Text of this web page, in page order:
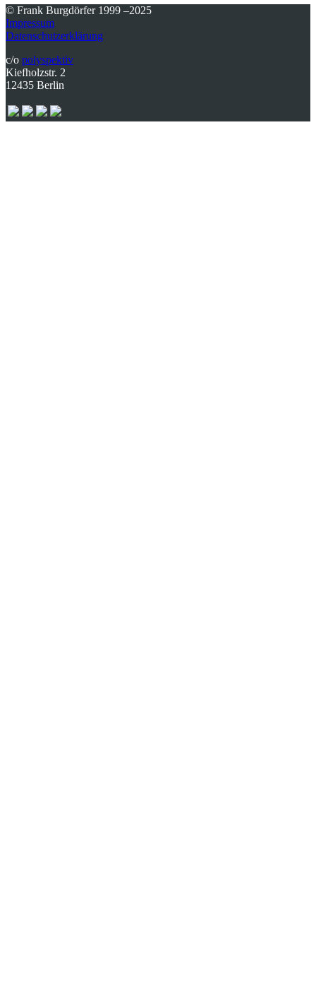
© Frank Burgdörfer 1999 –2025
Impressum
Datenschutzerklärung
c/o polyspektiv
Kiefholzstr. 2
12435 Berlin